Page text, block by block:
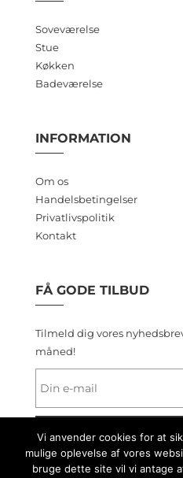
Soveværelse
Stue
Køkken
Badeværelse
INFORMATION
Om os
Handelsbetingelser
Privatlivspolitik
Kontakt
FÅ GODE TILBUD
Tilmeld dig vores
måned!
Vi anvender cookies for at
mulige oplevelse af vores
bruge dette site vil vi antage